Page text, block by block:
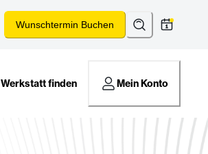
Wunschtermin Buchen Suchen*
Werkstatt finden Mein Konto